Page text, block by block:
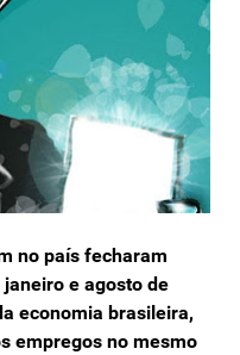
no país fecharam
e agosto de
economia brasileira,
empregos no mesmo